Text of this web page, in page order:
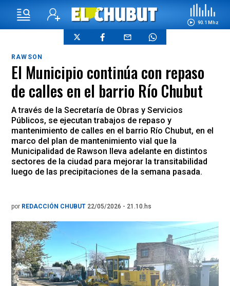
90.1 Mhz
RAWSON
El Municipio continúa con repaso
de calles en el barrio Río Chubut
A través de la Secretaría de Obras y Servicios
Públicos, se ejecutan trabajos de repaso y
mantenimiento de calles en el barrio Río Chubut, en el
marco del plan de mantenimiento vial que la
Municipalidad de Rawson lleva adelante en distintos
sectores de la ciudad para mejorar la transitabilidad
luego de las precipitaciones de la semana pasada.
por REDACCIÓN CHUBUT 22/05/2026 - 21.10.hs